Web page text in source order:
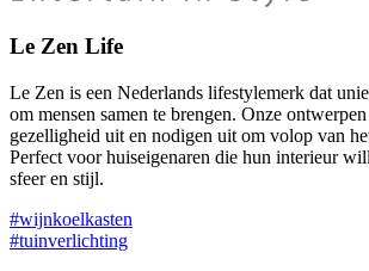
Le Zen Life
Le Zen is een Nederlands lifestylemerk dat
om mensen samen te brengen. Onze
gezelligheid uit en nodigen uit om volop van
Perfect voor huiseigenaren die hun interieur
sfeer en stijl.
#wijnkoelkasten
#tuinverlichting